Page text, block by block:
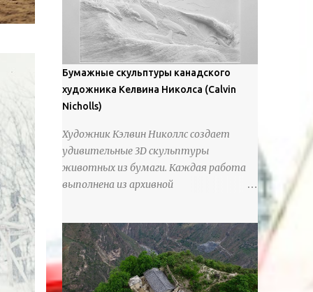
уникальной манерой использования
освещения". Для просмотра всех работ,
посетите страницу –
https://www.artfinder.com/artist/takayuki-
harada/about/#/
Бумажные скульптуры канадского
художника Келвина Николса (Calvin
Nicholls)
Художник Кэлвин Николлс создает
удивительные 3D скульптуры
животных из бумаги. Каждая работа
выполнена из архивной
выцветание. Николлс использует
крошечные количества клея для
закрепления отдельных деталей,
используя ножи и инструменты для